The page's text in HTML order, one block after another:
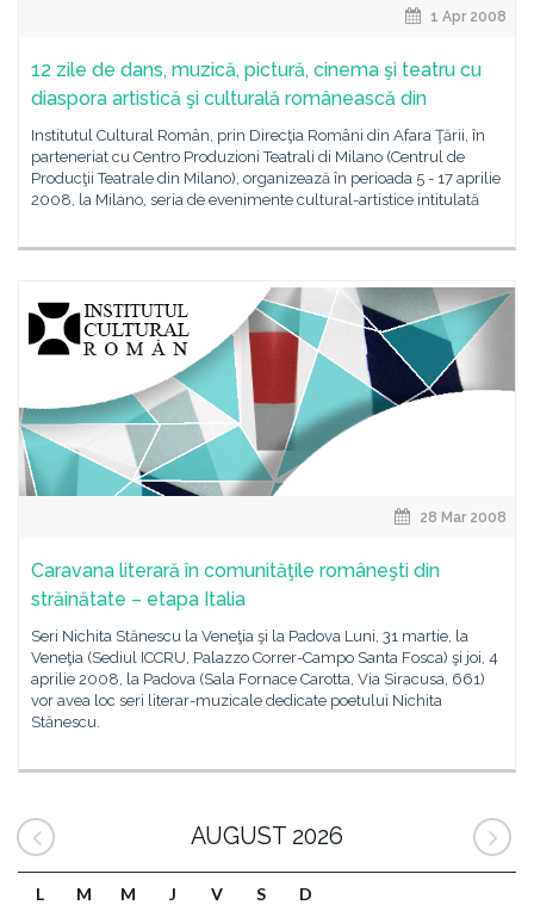
1 Apr 2008
12 zile de dans, muzică, pictură, cinema şi teatru cu
diaspora artistică şi culturală românească din
Institutul Cultural Român, prin Direcţia Români din Afara Ţării, în
parteneriat cu Centro Produzioni Teatrali di Milano (Centrul de
Producţii Teatrale din Milano), organizează în perioada 5 - 17 aprilie
2008, la Milano, seria de evenimente cultural-artistice intitulată
28 Mar 2008
Caravana literară în comunităţile româneşti din
străinătate – etapa Italia
Seri Nichita Stănescu la Veneţia şi la Padova Luni, 31 martie, la
Veneţia (Sediul ICCRU, Palazzo Correr-Campo Santa Fosca) şi joi, 4
aprilie 2008, la Padova (Sala Fornace Carotta, Via Siracusa, 661)
vor avea loc seri literar-muzicale dedicate poetului Nichita
Stănescu.
AUGUST 2026
L M M J V S D